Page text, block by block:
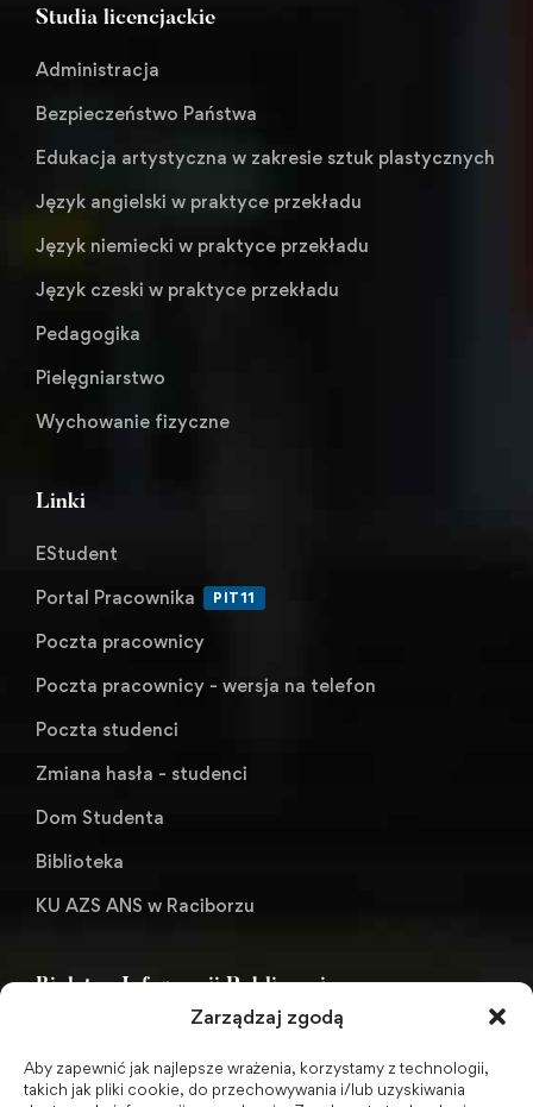
Zarządzaj zgodą
Aby zapewnić jak najlepsze wrażenia, korzystamy z technologii,
takich jak pliki cookie, do przechowywania i/lub uzyskiwania
Studia licencjackie
Administracja
Bezpieczeństwo Państwa
Edukacja artystyczna w zakresie sztuk plastycznych
Język angielski w praktyce przekładu
Język niemiecki w praktyce przekładu
Język czeski w praktyce przekładu
Pedagogika
Pielęgniarstwo
Wychowanie fizyczne
Linki
EStudent
Portal Pracownika
PIT11
Poczta pracownicy
Poczta pracownicy - wersja na telefon
Poczta studenci
Zmiana hasła - studenci
Dom Studenta
Biblioteka
KU AZS ANS w Raciborzu
Biuletyn Informacji Publicznej
BIP - Biuletyn Informacji Publicznej PWSZ -